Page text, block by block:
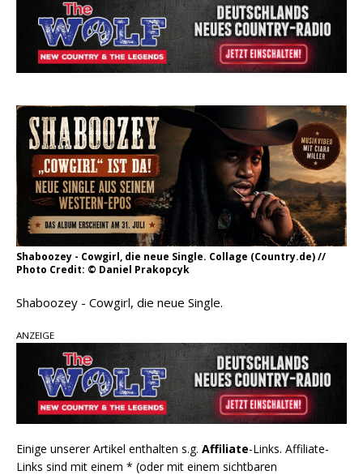
„Choosin‘ Texas“ gehört zu den größten Hits
aller Zeiten
pez veröffentlicht neue Single „Late Night
Sommernächte
Country Music Hot News – 9. August 2026:
Morgan Wallen, Dolly Parton und Riley Green im
Fokus
Shaboozey - Cowgirl, die neue Single. Collage (Country.de) //
Photo Credit: © Daniel Prakopcyk
Shaboozey - Cowgirl, die neue Single.
ANZEIGE
Einige unserer Artikel enthalten s.g. Affiliate-Links. Affiliate-
Links sind mit einem * (oder mit einem sichtbaren